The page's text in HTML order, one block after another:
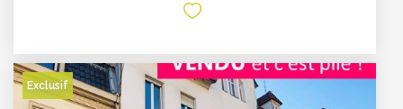
Exclusif